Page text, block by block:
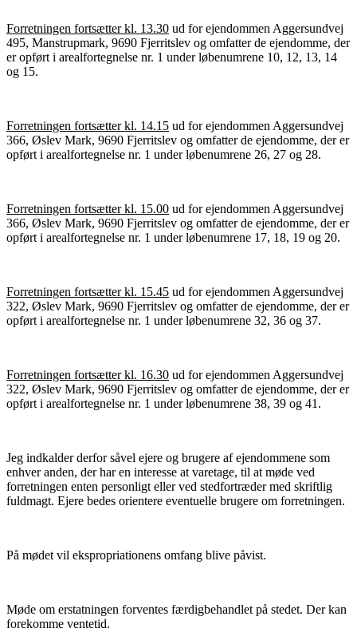
Forretningen fortsætter kl. 13.30 ud for ejendommen Aggersundvej
495, Manstrupmark, 9690 Fjerritslev og omfatter de ejendomme, der
er opført i arealfortegnelse nr. 1 under løbenumrene 10, 12, 13, 14
og 15.
Forretningen fortsætter kl. 14.15 ud for ejendommen Aggersundvej
366, Øslev Mark, 9690 Fjerritslev og omfatter de ejendomme, der er
opført i arealfortegnelse nr. 1 under løbenumrene 26, 27 og 28.
Forretningen fortsætter kl. 15.00 ud for ejendommen Aggersundvej
366, Øslev Mark, 9690 Fjerritslev og omfatter de ejendomme, der er
opført i arealfortegnelse nr. 1 under løbenumrene 17, 18, 19 og 20.
Forretningen fortsætter kl. 15.45 ud for ejendommen Aggersundvej
322, Øslev Mark, 9690 Fjerritslev og omfatter de ejendomme, der er
opført i arealfortegnelse nr. 1 under løbenumrene 32, 36 og 37.
Forretningen fortsætter kl. 16.30 ud for ejendommen Aggersundvej
322, Øslev Mark, 9690 Fjerritslev og omfatter de ejendomme, der er
opført i arealfortegnelse nr. 1 under løbenumrene 38, 39 og 41.
Jeg indkalder derfor såvel ejere og brugere af ejendommene som
enhver anden, der har en interesse at varetage, til at møde ved
forretningen enten personligt eller ved stedfortræder med skriftlig
fuldmagt. Ejere bedes orientere eventuelle brugere om forretningen.
På mødet vil ekspropriationens omfang blive påvist.
Møde om erstatningen forventes færdigbehandlet på stedet. Der kan
forekomme ventetid.